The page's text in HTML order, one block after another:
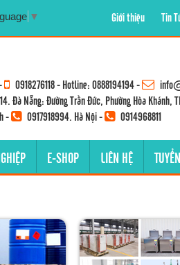
▼ Giới thiệu Tin
0918276118- Hotline:0888194194-
. Đà Nẵng: Đường Trần Đức, Phường Hòa Khánh,
-
0917918994. Hà Nội - 0914968811
E-SHOP LIÊN HỆ